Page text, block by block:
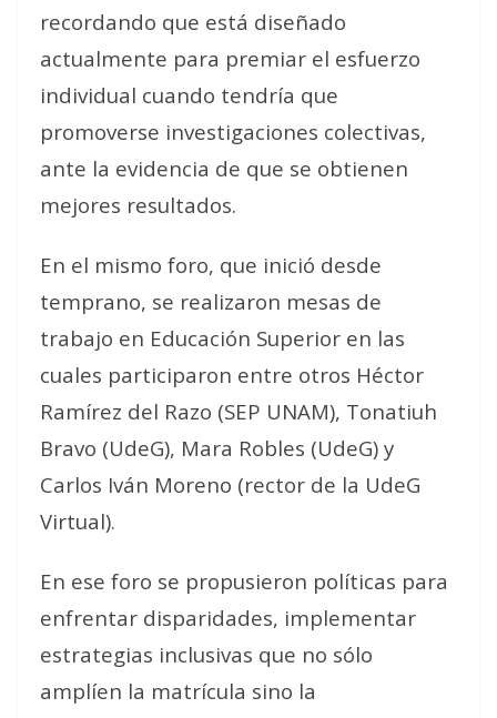
recordando que está diseñado
actualmente para premiar el esfuerzo
individual cuando tendría que
promoverse investigaciones colectivas,
ante la evidencia de que se obtienen
mejores resultados.
En el mismo foro, que inició desde
temprano, se realizaron mesas de
trabajo en Educación Superior en las
cuales participaron entre otros Héctor
Ramírez del Razo (SEP UNAM), Tonatiuh
Bravo (UdeG), Mara Robles (UdeG) y
Carlos Iván Moreno (rector de la UdeG
Virtual).
En ese foro se propusieron políticas para
enfrentar disparidades, implementar
estrategias inclusivas que no sólo
amplíen la matrícula sino la